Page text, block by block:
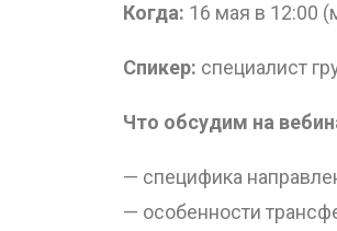
Когда: 16 мая в 12:00
Спикер: специалист
Что обсудим на
— специфика
— особенности